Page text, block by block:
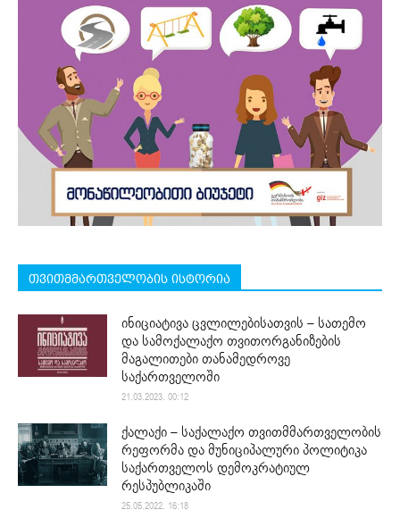
თვითმმართველობის ისტორია
ინიციატივა ცვლილებისათვის – სათემო
და სამოქალაქო თვითორგანიზების
მაგალითები თანამედროვე
საქართველოში
21.03.2023. 00:12
ქალაქი – საქალაქო თვითმმართველობის
რეფორმა და მუნიციპალური პოლიტიკა
საქართველოს დემოკრატიულ
რესპუბლიკაში
25.05.2022. 16:18